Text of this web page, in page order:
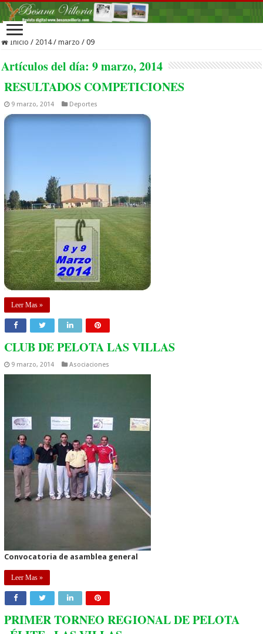
Inicio / 2014 / marzo / 09
Artículos del día:9 marzo, 2014
RESULTADOS COMPETICIONES
9 marzo, 2014 Deportes
Leer Mas »
CLUB DE PELOTA LAS VILLAS
9 marzo, 2014 Asociaciones
Convocatoria de asamblea general
Leer Mas »
PRIMER TORNEO REGIONAL DE PELOTA